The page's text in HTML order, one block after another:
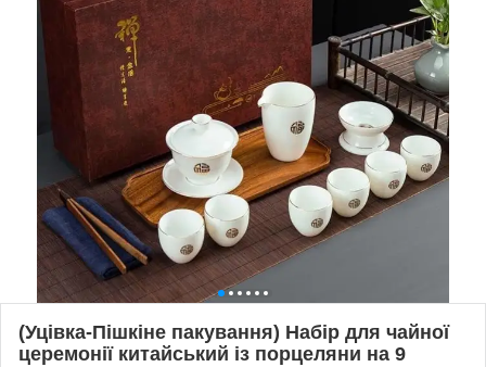
(Уцівка-Пішкіне пакування) Набір для чайної
церемонії китайський із порцеляни на 9